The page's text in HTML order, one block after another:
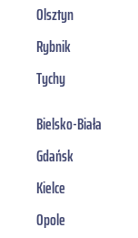
Olsztyn
Rybnik
Tychy
Bielsko-Biała
Gdańsk
Kielce
Opole